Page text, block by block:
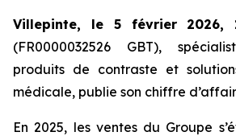
Villepinte, le 5 février 2026,
(FR0000032526 GBT),
produits de contraste et
médicale, publie son chiffre
En 2025, les ventes du Groupe